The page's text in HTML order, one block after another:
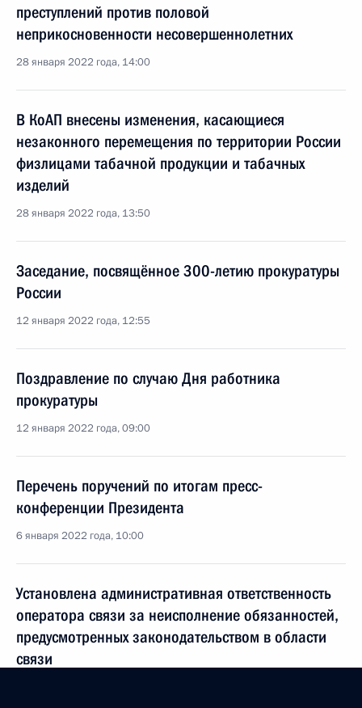
преступлений против половой
неприкосновенности несовершеннолетних
28 января 2022 года, 14:00
В КоАП внесены изменения, касающиеся
незаконного перемещения по территории России
физлицами табачной продукции и табачных
изделий
28 января 2022 года, 13:50
Заседание, посвящённое 300-летию прокуратуры
России
12 января 2022 года, 12:55
Поздравление по случаю Дня работника
прокуратуры
12 января 2022 года, 09:00
Перечень поручений по итогам пресс-
конференции Президента
6 января 2022 года, 10:00
Установлена административная ответственность
оператора связи за неисполнение обязанностей,
предусмотренных законодательством в области
связи